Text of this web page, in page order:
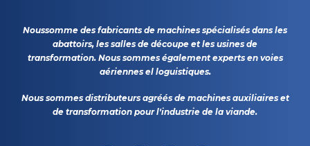
Noussomme des fabricants de machines spécialisés dans les
abattoirs, les salles de découpe et les usines de
transformation. Nous sommes également experts en voies
aériennes el loguistiques.
Nous sommes distributeurs agréés de machines auxiliaires et
de transformation pour l'industrie de la viande.